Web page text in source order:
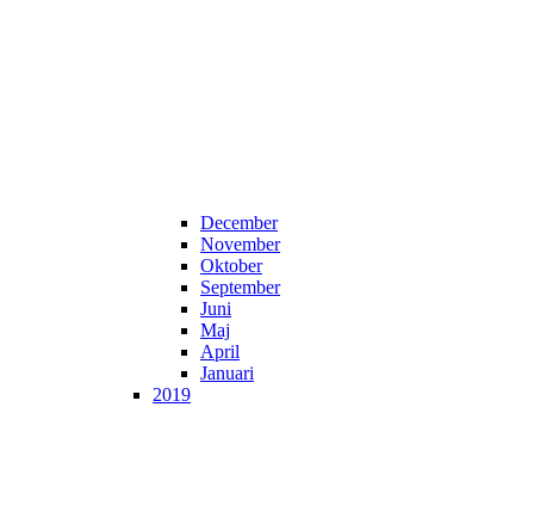
December
November
Oktober
September
Juni
Maj
April
Januari
2019